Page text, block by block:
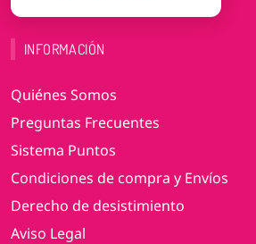
INFORMACIÓN
Quiénes Somos
Preguntas Frecuentes
Sistema Puntos
Condiciones de compra y Envíos
Derecho de desistimiento
Aviso Legal